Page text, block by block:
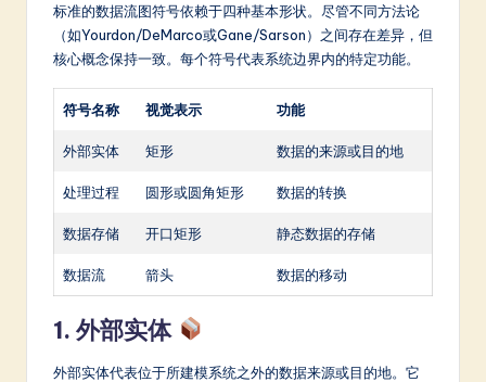
in
A
w
标准的数据流图符号依赖于四种基本形状。尽管不同方法论
（如Yourdon/DeMarco或Gane/Sarson）之间存在差异，但
核心概念保持一致。每个符号代表系统边界内的特定功能。
符号名称 视觉表示 功能
外部实体 矩形 数据的来源或目的地
处理过程 圆形或圆角矩形 数据的转换
数据存储 开口矩形 静态数据的存储
数据流 箭头 数据的移动
1. 外部实体
外部实体代表位于所建模系统之外的数据来源或目的地。它